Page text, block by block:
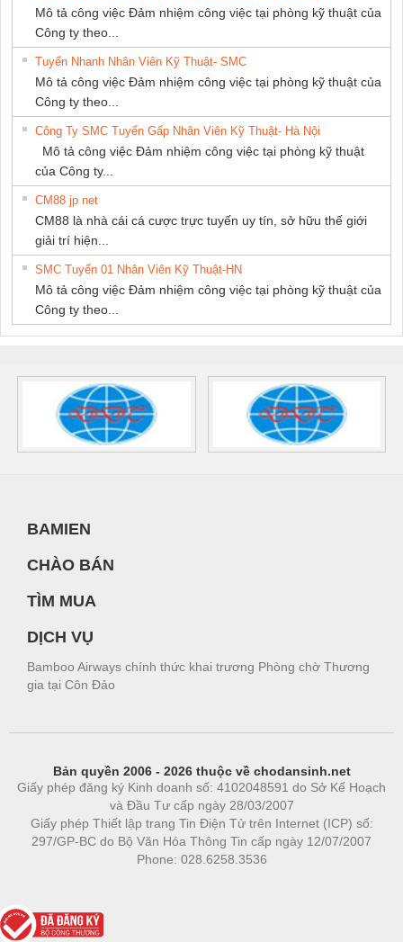
Mô tả công việc Đảm nhiệm công việc tại phòng kỹ thuật của
Công ty theo...
Tuyển Nhanh Nhân Viên Kỹ Thuật- SMC
Mô tả công việc Đảm nhiệm công việc tại phòng kỹ thuật của
Công ty theo...
Công Ty SMC Tuyển Gấp Nhân Viên Kỹ Thuật- Hà Nội
Mô tả công việc Đảm nhiệm công việc tại phòng kỹ thuật
của Công ty...
CM88 jp net
CM88 là nhà cái cá cược trực tuyến uy tín, sở hữu thế giới
giải trí hiện...
SMC Tuyển 01 Nhân Viên Kỹ Thuật-HN
Mô tả công việc Đảm nhiệm công việc tại phòng kỹ thuật của
Công ty theo...
BAMIEN
CHÀO BÁN
TÌM MUA
DỊCH VỤ
Bamboo Airways chính thức khai trương Phòng chờ Thương
gia tại Côn Đảo
Bản quyền 2006 - 2026 thuộc về chodansinh.net
Giấy phép đăng ký Kinh doanh số: 4102048591 do Sở Kế Hoạch
và Đầu Tư cấp ngày 28/03/2007
Giấy phép Thiết lập trang Tin Điện Tử trên Internet (ICP) số:
297/GP-BC do Bộ Văn Hóa Thông Tin cấp ngày 12/07/2007
Phone: 028.6258.3536